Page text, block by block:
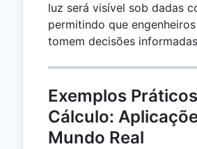
luz será visível sob dadas
permitindo que
tomem decisões
Exemplos
Cálculo:
Mundo Real